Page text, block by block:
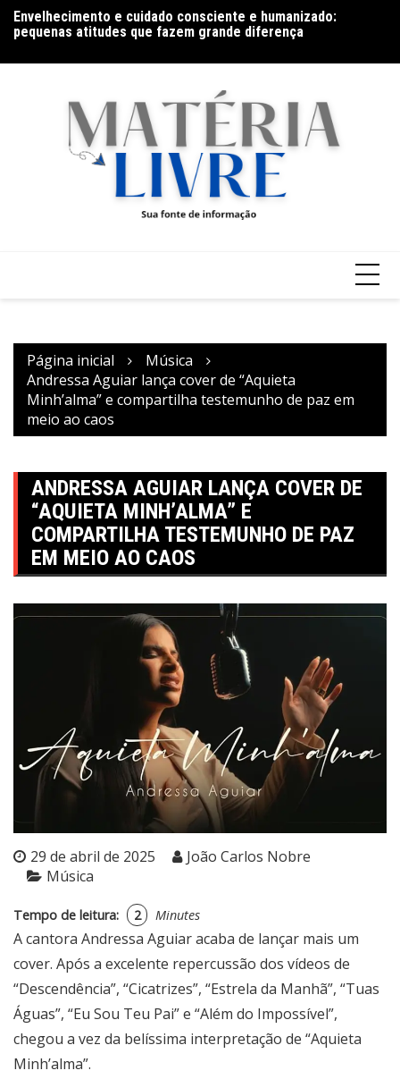
para
conteúdo
Envelhecimento e cuidado consciente e humanizado:
pequenas atitudes que fazem grande diferença
Página inicial
Música
Andressa Aguiar lança cover de “Aquieta
Minh’alma” e compartilha testemunho de paz em
meio ao caos
ANDRESSA AGUIAR LANÇA COVER DE
“AQUIETA MINH’ALMA” E
COMPARTILHA TESTEMUNHO DE PAZ
EM MEIO AO CAOS
29 de abril de 2025
João Carlos Nobre
Música
Tempo de leitura: 2 Minutes
A cantora Andressa Aguiar acaba de lançar mais um
cover. Após a excelente repercussão dos vídeos de
“Descendência”, “Cicatrizes”, “Estrela da Manhã”, “Tuas
Águas”, “Eu Sou Teu Pai” e “Além do Impossível”,
chegou a vez da belíssima interpretação de “Aquieta
Minh’alma”.